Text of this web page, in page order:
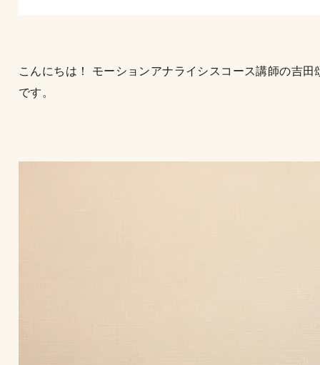
こんにちは！ モーションアナライシスコース講師の吉田
です。